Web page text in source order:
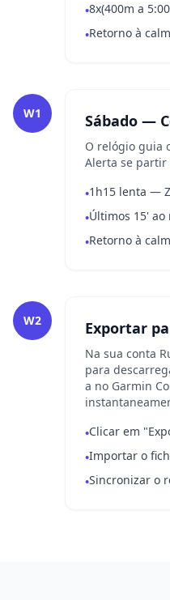
•8x(400m a
•Retorno à
W1 Sábado —
O relógio guia
Alerta se partir
•1h15 lenta —
•Últimos 15'
•Retorno à
W2 Exportar
Na sua conta
para
a no Garmin
•Clicar em
•Importar o
•Sincronizar o